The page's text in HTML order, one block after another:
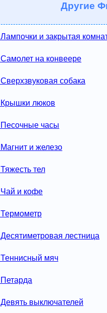
Другие
Лампочки и закрытая
Самолет на конвеере
Сверхзвуковая собака
Крышки люков
Песочные часы
Магнит и железо
Тяжесть тел
Чай и кофе
Термометр
Десятиметровая лестница
Теннисный мяч
Петарда
Девять выключателей